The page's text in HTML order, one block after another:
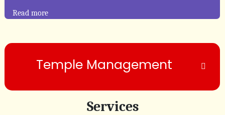
Read more
Temple Management
Services